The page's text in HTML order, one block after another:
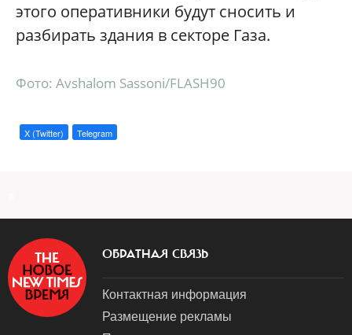
этого оперативники будут сносить и
разбирать здания в секторе Газа.
Фото: Avshalom Sassoni/FLASH90
X (Twitter) Telegram
ОБРАТНАЯ СВЯЗЬ
Контактная информация
Размещение рекламы